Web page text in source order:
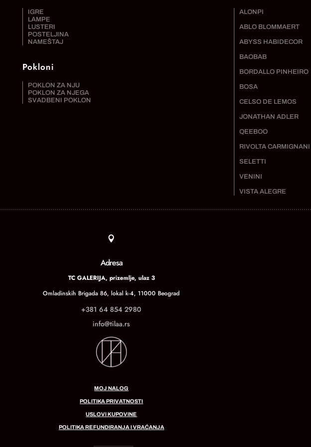
IGRE
LAMPE
LUSTERI
POSTELJINA
NAMEŠTAJ
Pokloni
POKLON ZA NJU
POKLON ZA NJEGA
SVADBENI POKLON
ALONPI
ABLO BLOMMAERT
ABYSS HABIDECOR
BAOBAB
BORDALLO PINHEIRO
BOSA
CELSO DE LEMOS
JONATHAN ADLER
QEEBOO
RIVOLTA CARMIGNANI
SELETTI
VENINI
VISTA ALEGRE

Adresa
TC GALERIJA, prizemlje, ulaz 3
Omladinskih Brigada 86, lokal k-4, 11000 Beograd
+381 64 854 2980
info@tilaa.rs
MOJ NALOG
POLITIKA PRIVATNOSTI
USLOVI KUPOVINE
POLITIKA REFUNDIRANJA I VRAĆANJA